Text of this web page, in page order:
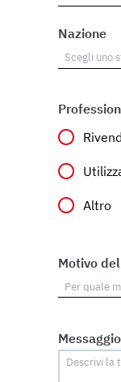
Nazione
Altro
Motivo
Messaggio